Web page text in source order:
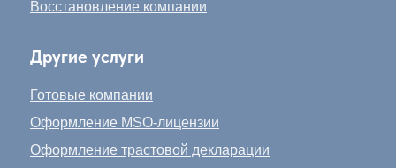
Другие услуги
Готовые компании
Оформление MSO-лицензии
Оформление трастовой декларации
Восстановление компании